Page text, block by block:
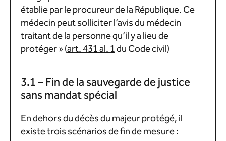
établie par le procureur de la République. Ce
médecin peut solliciter l’avis du médecin
traitant de la personne qu’il y a lieu de
protéger » (art. 431 al. 1du Code civil)
3.1 – Fin de la sauvegarde de justice
sans mandat spécial
En dehors du décès du majeur protégé, il
existe trois scénarios de fin de mesure :